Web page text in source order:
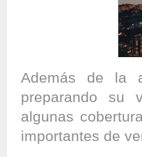
Además de la
preparando su
algunas
importantes de